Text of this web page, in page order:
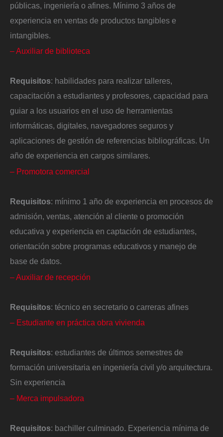
públicas, ingeniería o afines. Mínimo 3 años de
experiencia en ventas de productos tangibles e
intangibles.
– Auxiliar de biblioteca
Requisitos: habilidades para realizar talleres,
capacitación a estudiantes y profesores, capacidad para
guiar a los usuarios en el uso de herramientas
informáticas, digitales, navegadores seguros y
aplicaciones de gestión de referencias bibliográficas. Un
año de experiencia en cargos similares.
– Promotora comercial
Requisitos: mínimo 1 año de experiencia en procesos de
admisión, ventas, atención al cliente o promoción
educativa y experiencia en captación de estudiantes,
orientación sobre programas educativos y manejo de
base de datos.
– Auxiliar de recepción
Requisitos: técnico en secretario o carreras afines
– Estudiante en práctica obra vivienda
Requisitos: estudiantes de últimos semestres de
formación universitaria en ingeniería civil y/o arquitectura.
Sin experiencia
– Merca impulsadora
Requisitos: bachiller culminado. Experiencia mínima de